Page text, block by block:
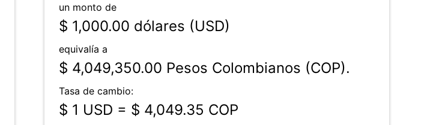
un monto de
$ 1,000.00 dólares (USD)
equivalía a
$ 4,049,350.00 Pesos Colombianos (COP).
Tasa de cambio:
$ 1 USD = $ 4,049.35 COP